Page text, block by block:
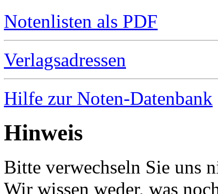
Notenlisten als PDF
Verlagsadressen
Hilfe zur Noten-Datenbank
Hinweis
Bitte verwechseln Sie uns
Wir wissen weder, was